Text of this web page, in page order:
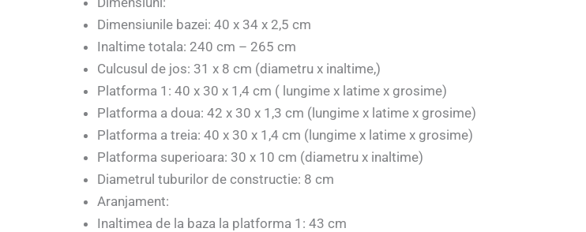
Dimensiunile bazei: 40 x 34 x 2,5 cm
Inaltime totala: 240 cm – 265 cm
Culcusul de jos: 31 x 8 cm (diametru x inaltime,)
Platforma 1: 40 x 30 x 1,4 cm ( lungime x latime x grosime)
Platforma a doua: 42 x 30 x 1,3 cm (lungime x latime x grosime)
Platforma a treia: 40 x 30 x 1,4 cm (lungime x latime x grosime)
Platforma superioara: 30 x 10 cm (diametru x inaltime)
Diametrul tuburilor de constructie: 8 cm
Aranjament:
Inaltimea de la baza la platforma 1: 43 cm